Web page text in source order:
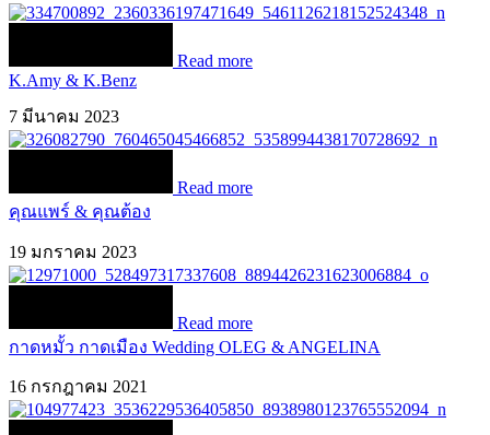
Read more
K.Amy & K.Benz
7 มีนาคม 2023
Read more
คุณแพร์ & คุณต้อง
19 มกราคม 2023
Read more
กาดหมั้ว กาดเมือง Wedding OLEG & ANGELINA
16 กรกฎาคม 2021